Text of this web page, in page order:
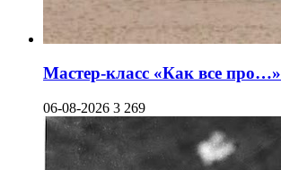
Мастер-класс «Как все про…»
06-08-2026 3 269